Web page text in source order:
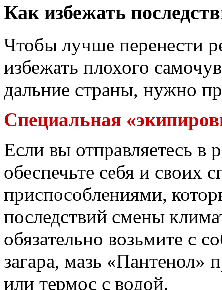
Как избежать
Чтобы лучше перенести
избежать плохого
дальние страны, нужно
Специальная
Если вы отправляетесь в
обеспечьте себя и своих
приспособлениями,
последствий смены
обязательно возьмите с
загара, мазь «Пантенол»
или термос с водой.